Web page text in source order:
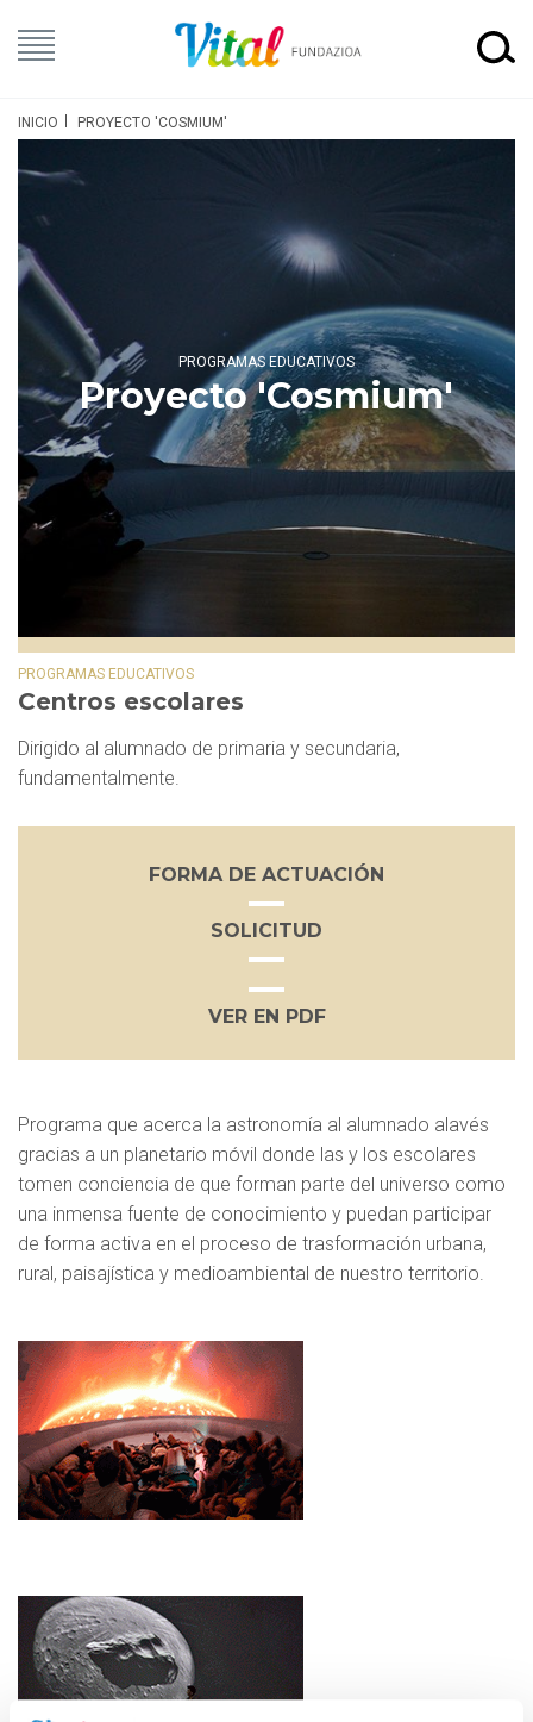
INICIO PROYECTO 'COSMIUM'
Proyecto 'Cosmium'
PROGRAMAS EDUCATIVOS
PROGRAMAS EDUCATIVOS
Centros escolares
Dirigido al alumnado de primaria y secundaria,
fundamentalmente.
FORMA DE ACTUACIÓN
SOLICITUD
VER EN PDF
Programa que acerca la astronomía al alumnado alavés
gracias a un planetario móvil donde las y los escolares
tomen conciencia de que forman parte del universo como
una inmensa fuente de conocimiento y puedan participar
de forma activa en el proceso de trasformación urbana,
rural, paisajística y medioambiental de nuestro territorio.